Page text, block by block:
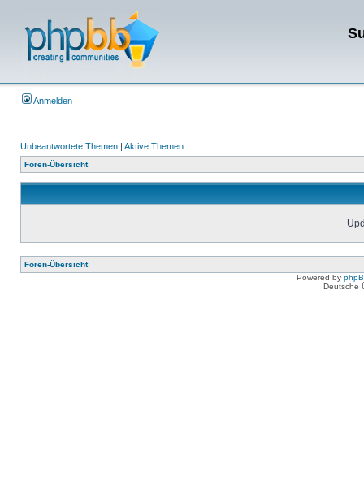
Anmelden
Unbeantwortete Themen | Aktive Themen
Foren-Übersicht
Foren-Übersicht
Powered by
Deutsche